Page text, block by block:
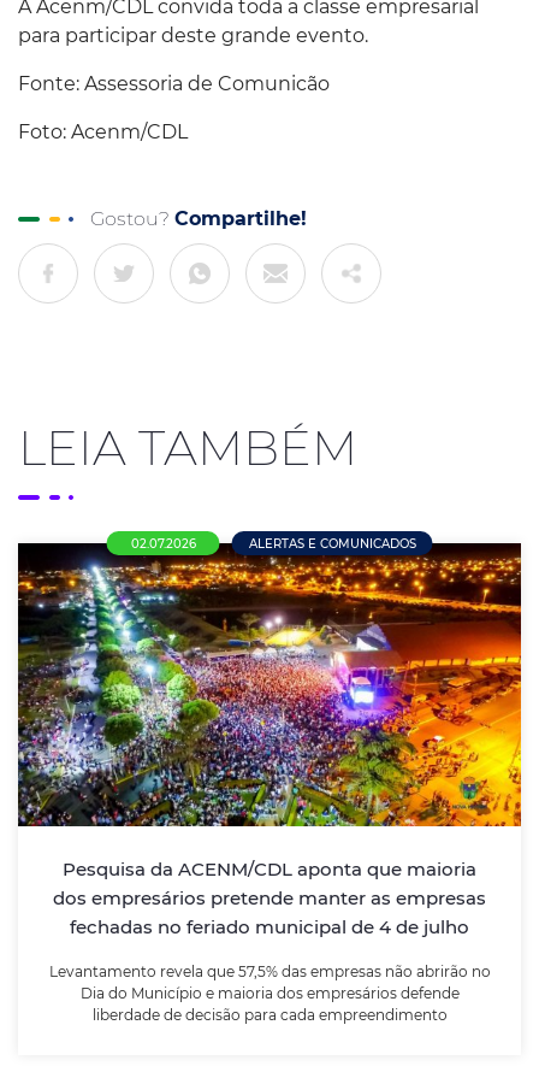
A Acenm/CDL convida toda a classe empresarial
para participar deste grande evento.
Fonte: Assessoria de Comunicão
Foto: Acenm/CDL
Gostou? Compartilhe!
LEIA TAMBÉM
02.07.2026 ALERTAS E COMUNICADOS
Pesquisa da ACENM/CDL aponta que maioria
dos empresários pretende manter as empresas
fechadas no feriado municipal de 4 de julho
Levantamento revela que 57,5% das empresas não abrirão no
Dia do Município e maioria dos empresários defende
liberdade de decisão para cada empreendimento
Pesquisa da ACENM/CDL aponta que
maioria dos empresários pretende manter
as empresas fechadas no feriado
municipal de 4 de julho
Levantamento revela que 57,5% das empresas não
empreendimento